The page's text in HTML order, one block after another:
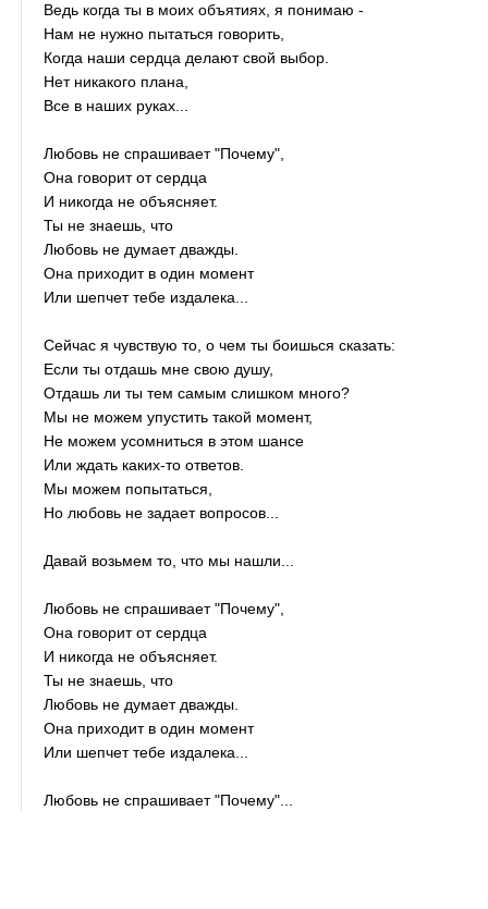
Ведь когда ты в моих объятиях, я понимаю -
Нам не нужно пытаться говорить,
Когда наши сердца делают свой выбор.
Нет никакого плана,
Все в наших руках...
Любовь не спрашивает "Почему",
Она говорит от сердца
И никогда не объясняет.
Ты не знаешь, что
Любовь не думает дважды.
Она приходит в один момент
Или шепчет тебе издалека...
Сейчас я чувствую то, о чем ты боишься сказать:
Если ты отдашь мне свою душу,
Отдашь ли ты тем самым слишком много?
Мы не можем упустить такой момент,
Не можем усомниться в этом шансе
Или ждать каких-то ответов.
Мы можем попытаться,
Но любовь не задает вопросов...
Давай возьмем то, что мы нашли...
Любовь не спрашивает "Почему",
Она говорит от сердца
И никогда не объясняет.
Ты не знаешь, что
Любовь не думает дважды.
Она приходит в один момент
Или шепчет тебе издалека...
Любовь не спрашивает "Почему"...